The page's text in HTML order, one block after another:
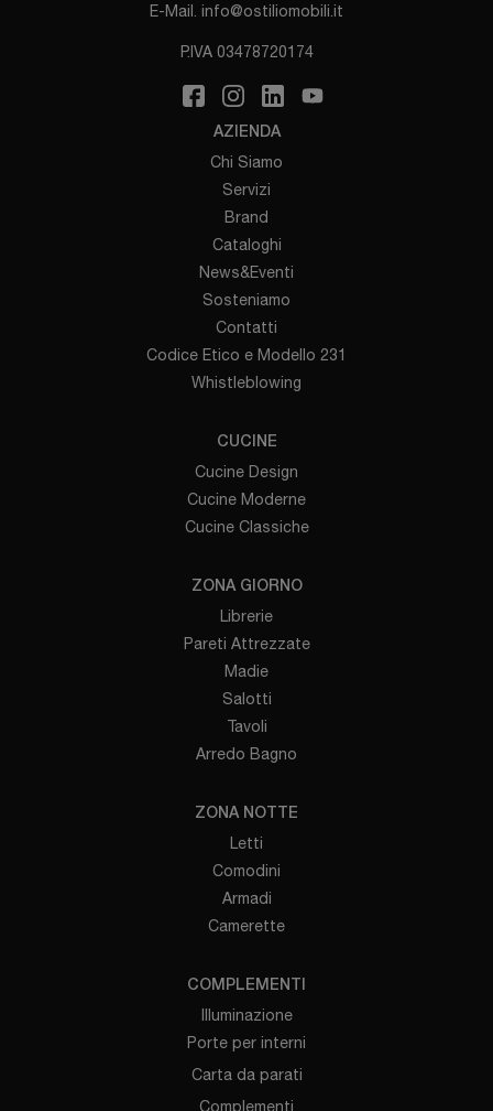
E-Mail. info@ostiliomobili.it
P.IVA 03478720174
AZIENDA
Chi Siamo
Servizi
Brand
Cataloghi
News&Eventi
Sosteniamo
Contatti
Codice Etico e Modello 231
Whistleblowing
CUCINE
Cucine Design
Cucine Moderne
Cucine Classiche
ZONA GIORNO
Librerie
Pareti Attrezzate
Madie
Salotti
Tavoli
Arredo Bagno
ZONA NOTTE
Letti
Comodini
Armadi
Camerette
COMPLEMENTI
Illuminazione
Porte per interni
Carta da parati
Complementi